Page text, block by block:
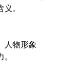
。
人物形象